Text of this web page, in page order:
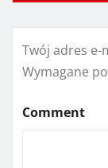
Twój adres
Wymagane
Comment